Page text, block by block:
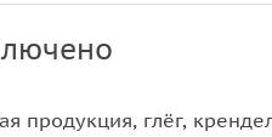
продукция, глёг,